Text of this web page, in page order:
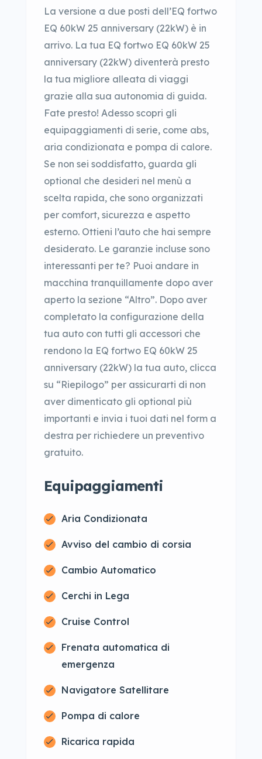
La versione a due posti dell’EQ fortwo
EQ 60kW 25 anniversary (22kW) è in
arrivo. La tua EQ fortwo EQ 60kW 25
anniversary (22kW) diventerà presto
la tua migliore alleata di viaggi
grazie alla sua autonomia di guida.
Fate presto! Adesso scopri gli
equipaggiamenti di serie, come abs,
aria condizionata e pompa di calore.
Se non sei soddisfatto, guarda gli
optional che desideri nel menù a
scelta rapida, che sono organizzati
per comfort, sicurezza e aspetto
esterno. Ottieni l’auto che hai sempre
desiderato. Le garanzie incluse sono
interessanti per te? Puoi andare in
macchina tranquillamente dopo aver
aperto la sezione “Altro”. Dopo aver
completato la configurazione della
tua auto con tutti gli accessori che
rendono la EQ fortwo EQ 60kW 25
anniversary (22kW) la tua auto, clicca
su “Riepilogo” per assicurarti di non
aver dimenticato gli optional più
importanti e invia i tuoi dati nel form a
destra per richiedere un preventivo
gratuito.
Equipaggiamenti
Aria Condizionata
Avviso del cambio di corsia
Cambio Automatico
Cerchi in Lega
Cruise Control
Frenata automatica di
emergenza
Navigatore Satellitare
Pompa di calore
Ricarica rapida